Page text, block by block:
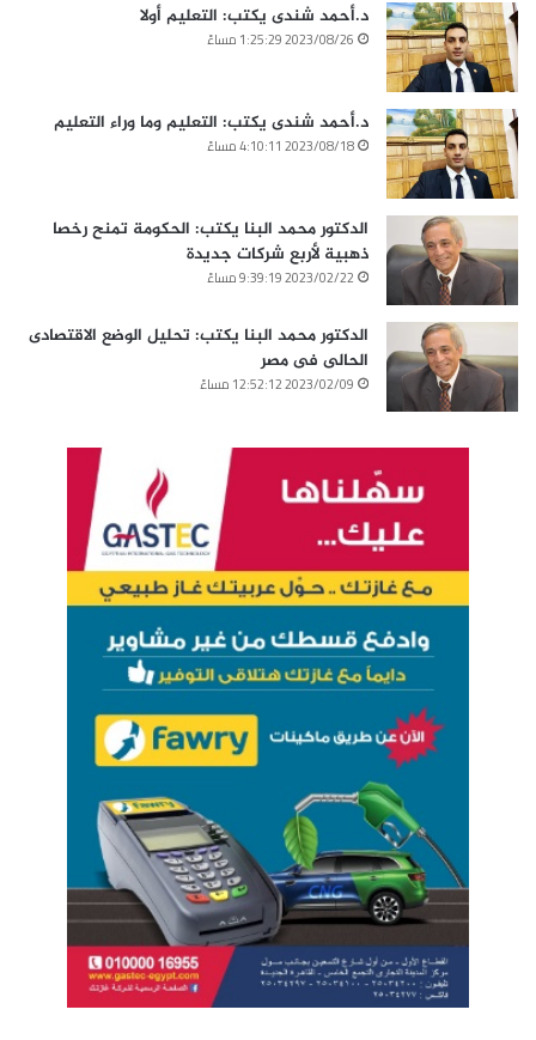
د.أحمد شندى يكتب: التعليم أولا
2023/08/26 1:25:29 مساءً
د.أحمد شندى يكتب: التعليم وما وراء التعليم
2023/08/18 4:10:11 مساءً
الدكتور محمد البنا يكتب: الحكومة تمنح رخصا
ذهبية لأربع شركات جديدة
2023/02/22 9:39:19 مساءً
الدكتور محمد البنا يكتب: تحليل الوضع الاقتصادى
الحالى فى مصر
2023/02/09 12:52:12 مساءً